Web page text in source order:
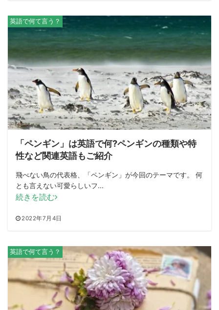
英語で何て言う？
「ペンギン」は英語で何?ペンギンの種類や特
性など関連英語もご紹介
飛べない鳥の代表格、「ペンギン」が今回のテーマです。 何
とも言えない可愛らしいフ...
2022年7月4日
続きを読む
英語で何て言う？